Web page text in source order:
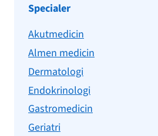
Specialer
Akutmedicin
Almen medicin
Dermatologi
Endokrinologi
Gastromedicin
Geriatri